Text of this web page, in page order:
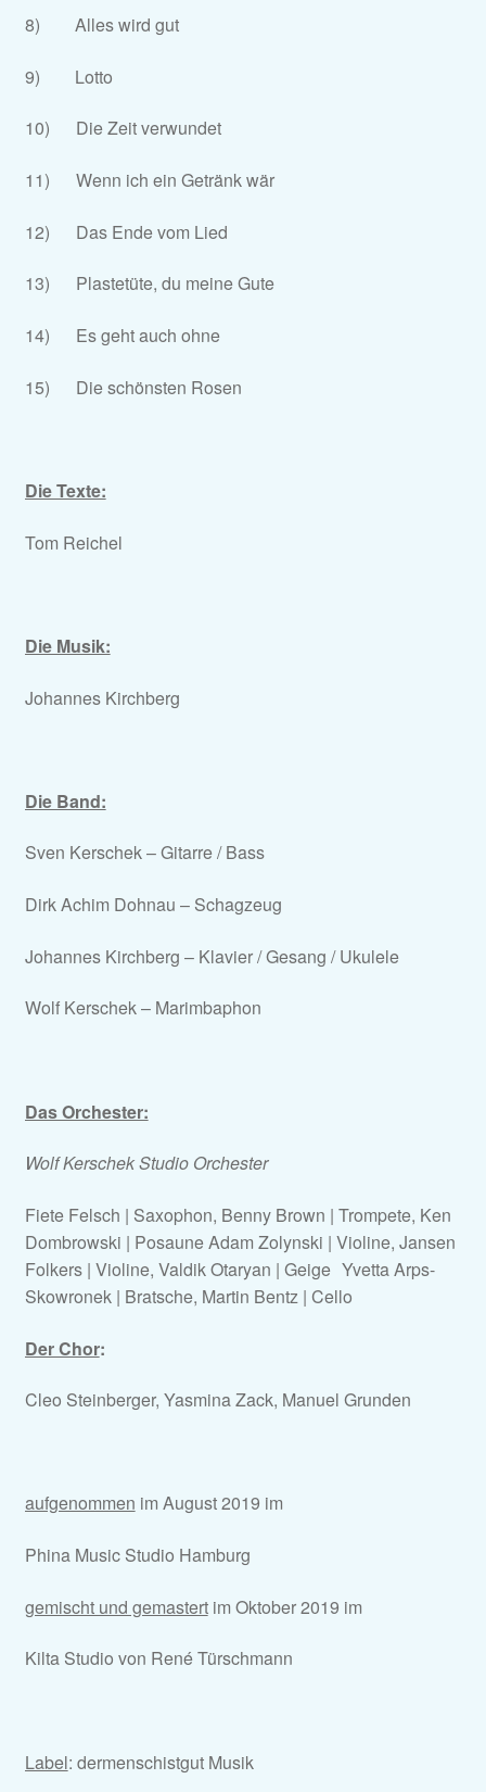
8) Alles wird gut
9) Lotto
10) Die Zeit verwundet
11) Wenn ich ein Getränk wär
12) Das Ende vom Lied
13) Plastetüte, du meine Gute
14) Es geht auch ohne
15) Die schönsten Rosen
Die Texte:
Tom Reichel
Die Musik:
Johannes Kirchberg
Die Band:
Sven Kerschek – Gitarre / Bass
Dirk Achim Dohnau – Schagzeug
Johannes Kirchberg – Klavier / Gesang / Ukulele
Wolf Kerschek – Marimbaphon
Das Orchester:
Wolf Kerschek Studio Orchester
Fiete Felsch | Saxophon, Benny Brown | Trompete, Ken
Dombrowski | Posaune Adam Zolynski | Violine, Jansen
Folkers | Violine, Valdik Otaryan | Geige Yvetta Arps-
Skowronek | Bratsche, Martin Bentz | Cello
Der Chor:
Cleo Steinberger, Yasmina Zack, Manuel Grunden
aufgenommen im August 2019 im
Phina Music Studio Hamburg
gemischt und gemastertim Oktober 2019 im
Kilta Studio von René Türschmann
Label: dermenschistgut Musik